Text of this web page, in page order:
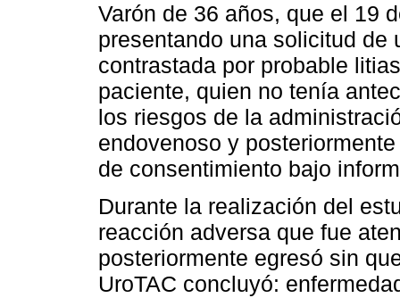
Varón de 36 años, que el 19
presentando una solicitud de
contrastada por probable
paciente, quien no tenía
los riesgos de la
endovenoso y
de consentimiento bajo
Durante la realización del
reacción adversa que fue
posteriormente egresó sin
UroTAC concluyó: